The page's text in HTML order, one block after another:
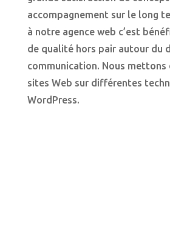
accompagnement sur le long
à notre agence web c’est
de qualité hors pair autour du
communication. Nous mettons
sites Web sur différentes
WordPress.